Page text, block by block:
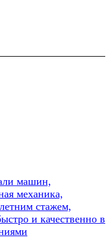
машин,
механика,
стажем,
и качественно в